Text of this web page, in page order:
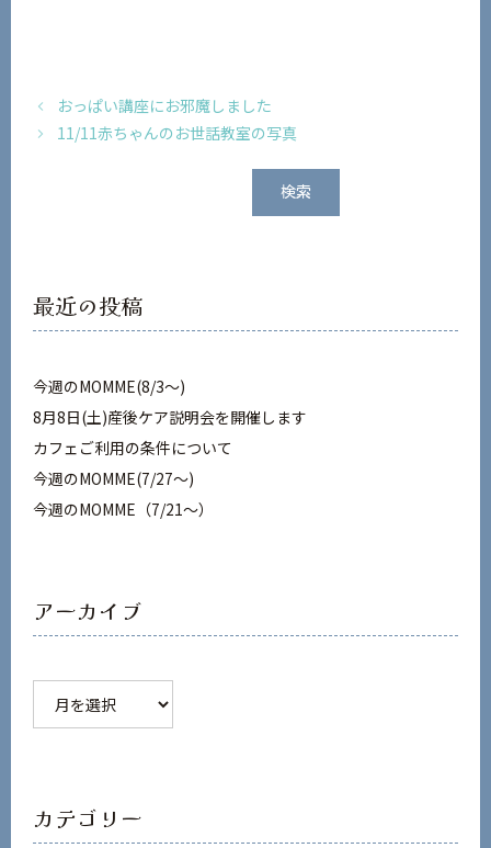
おっぱい講座にお邪魔しました
11/11赤ちゃんのお世話教室の写真
検索
最近の投稿
今週のMOMME(8/3〜)
8月8日(土)産後ケア説明会を開催します
カフェご利用の条件について
今週のMOMME(7/27〜)
今週のMOMME（7/21～）
アーカイブ
カテゴリー